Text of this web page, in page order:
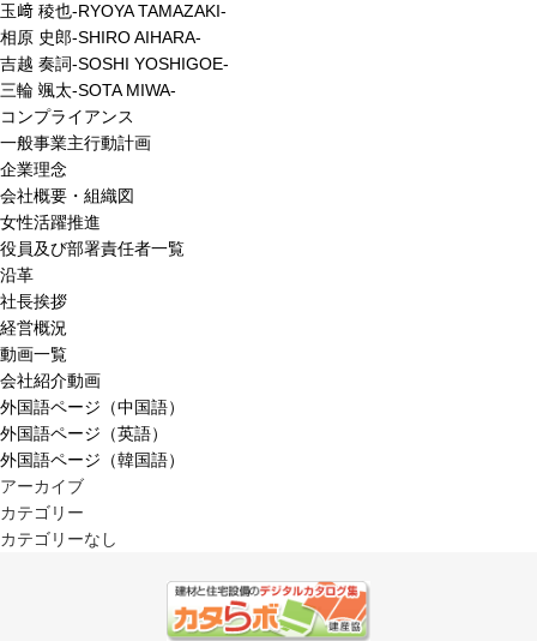
玉﨑 稜也-RYOYA TAMAZAKI-
相原 史郎-SHIRO AIHARA-
吉越 奏詞-SOSHI YOSHIGOE-
三輪 颯太-SOTA MIWA-
コンプライアンス
一般事業主行動計画
企業理念
会社概要・組織図
女性活躍推進
役員及び部署責任者一覧
沿革
社長挨拶
経営概況
動画一覧
会社紹介動画
外国語ページ（中国語）
外国語ページ（英語）
外国語ページ（韓国語）
アーカイブ
カテゴリー
カテゴリーなし